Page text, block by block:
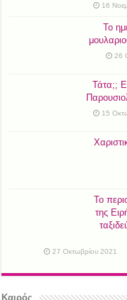
16
Το
26
Τάτα;;
15
Το
της
27 Οκτωβρίου 2021
Καιρός